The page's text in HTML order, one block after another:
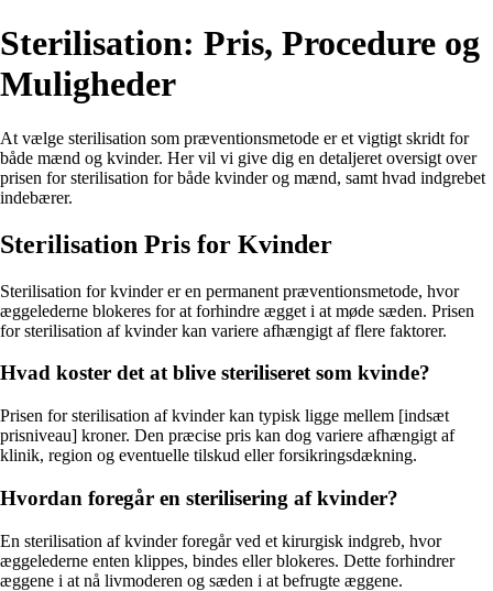
Sterilisation: Pris, Procedure og
Muligheder
At vælge sterilisation som præventionsmetode er et vigtigt skridt for
både mænd og kvinder. Her vil vi give dig en detaljeret oversigt over
prisen for sterilisation for både kvinder og mænd, samt hvad indgrebet
indebærer.
Sterilisation Pris for Kvinder
Sterilisation for kvinder er en permanent præventionsmetode, hvor
æggelederne blokeres for at forhindre ægget i at møde sæden. Prisen
for sterilisation af kvinder kan variere afhængigt af flere faktorer.
Hvad koster det at blive steriliseret som kvinde?
Prisen for sterilisation af kvinder kan typisk ligge mellem [indsæt
prisniveau] kroner. Den præcise pris kan dog variere afhængigt af
klinik, region og eventuelle tilskud eller forsikringsdækning.
Hvordan foregår en sterilisering af kvinder?
En sterilisation af kvinder foregår ved et kirurgisk indgreb, hvor
æggelederne enten klippes, bindes eller blokeres. Dette forhindrer
æggene i at nå livmoderen og sæden i at befrugte æggene.